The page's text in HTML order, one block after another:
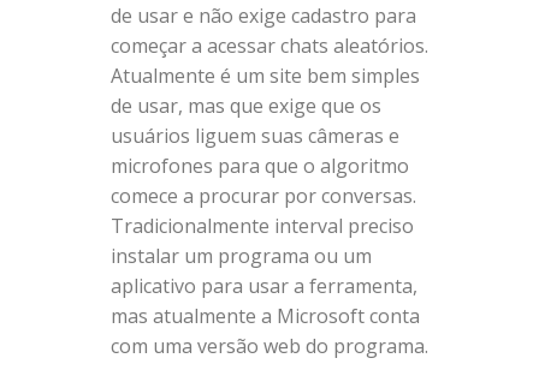
de usar e não exige cadastro para
começar a acessar chats aleatórios.
Atualmente é um site bem simples
de usar, mas que exige que os
usuários liguem suas câmeras e
microfones para que o algoritmo
comece a procurar por conversas.
Tradicionalmente interval preciso
instalar um programa ou um
aplicativo para usar a ferramenta,
mas atualmente a Microsoft conta
com uma versão web do programa.